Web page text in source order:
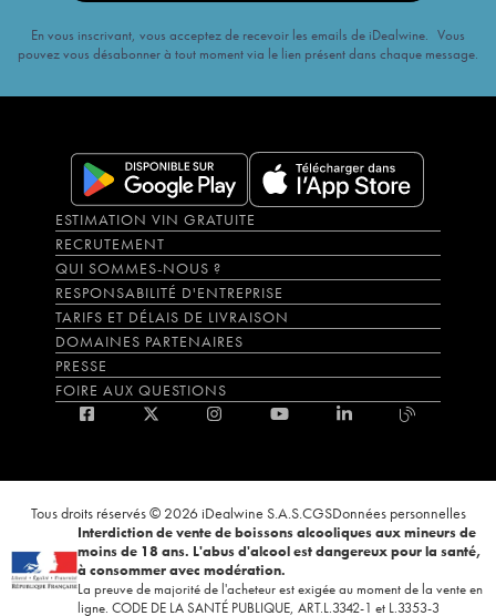
En vous inscrivant, vous acceptez de recevoir les emails de iDealwine. Vous
pouvez vous désabonner à tout moment via le lien présent dans chaque message.
ESTIMATION VIN GRATUITE
RECRUTEMENT
QUI SOMMES-NOUS ?
RESPONSABILITÉ D'ENTREPRISE
TARIFS ET DÉLAIS DE LIVRAISON
DOMAINES PARTENAIRES
PRESSE
FOIRE AUX QUESTIONS
Tous droits réservés © 2026 iDealwine S.A.S.CGSDonnées personnelles
Interdiction de vente de boissons alcooliques aux mineurs de
moins de 18 ans. L'abus d'alcool est dangereux pour la santé,
à consommer avec modération.
La preuve de majorité de l'acheteur est exigée au moment de la vente en
ligne. CODE DE LA SANTÉ PUBLIQUE, ART.L.3342-1 et L.3353-3